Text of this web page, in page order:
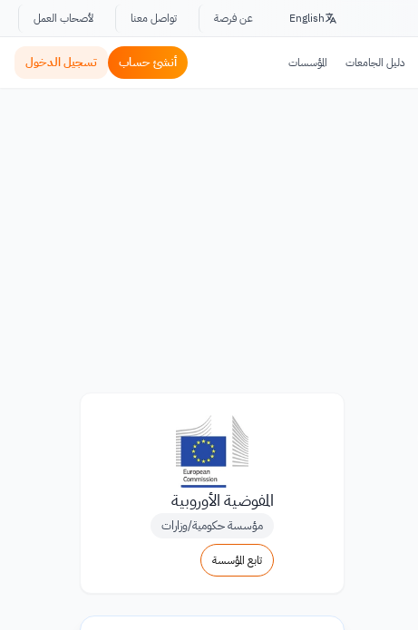
English عن فرصة تواصل معنا لأصحاب العمل
دليل الجامعات المؤسسات أنشئ حساب تسجيل الدخول
المفوضية الأوروبية
مؤسسة حكومية/وزارات
تابع المؤسسة